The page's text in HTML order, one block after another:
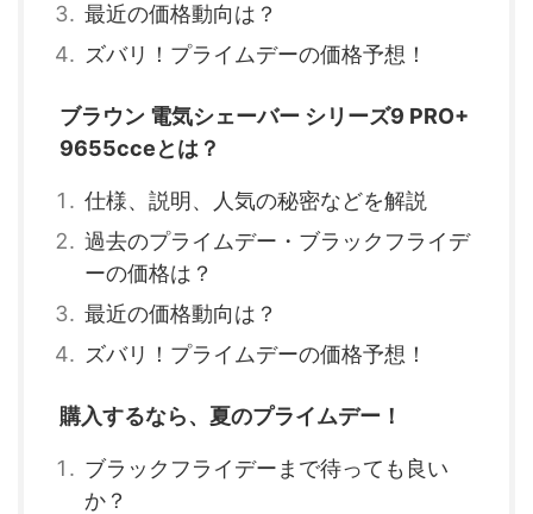
最近の価格動向は？
ズバリ！プライムデーの価格予想！
ブラウン 電気シェーバー シリーズ9 PRO+
9655cceとは？
仕様、説明、人気の秘密などを解説
過去のプライムデー・ブラックフライデ
ーの価格は？
最近の価格動向は？
ズバリ！プライムデーの価格予想！
購入するなら、夏のプライムデー！
ブラックフライデーまで待っても良い
か？